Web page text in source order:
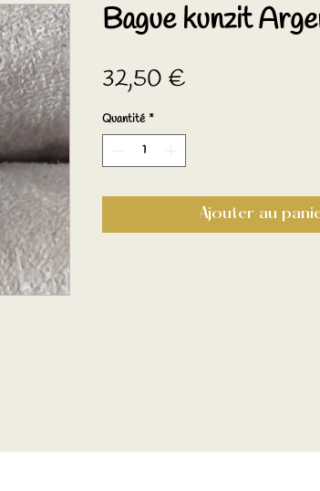
Bague kunzit
32,50 €
Quantité *
Ajouter au